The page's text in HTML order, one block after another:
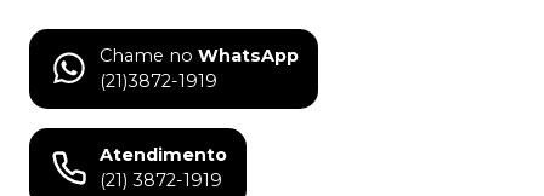
Chame no WhatsApp
(21)3872-1919
Atendimento
(21) 3872-1919